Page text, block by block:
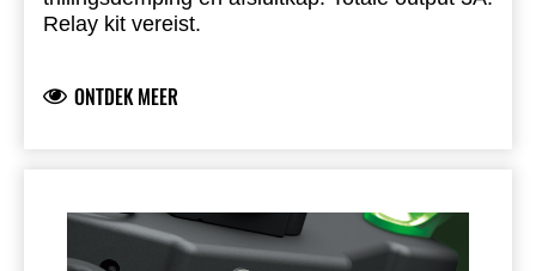
Relay kit vereist.
ONTDEK MEER